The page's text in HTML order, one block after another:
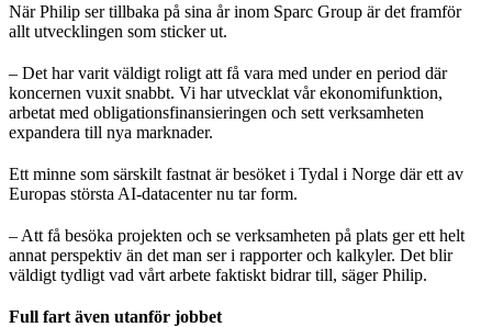
När Philip ser tillbaka på sina år inom Sparc Group är det framför
allt utvecklingen som sticker ut.
– Det har varit väldigt roligt att få vara med under en period där
koncernen vuxit snabbt. Vi har utvecklat vår ekonomifunktion,
arbetat med obligationsfinansieringen och sett verksamheten
expandera till nya marknader.
Ett minne som särskilt fastnat är besöket i Tydal i Norge där ett av
Europas största AI-datacenter nu tar form.
– Att få besöka projekten och se verksamheten på plats ger ett helt
annat perspektiv än det man ser i rapporter och kalkyler. Det blir
väldigt tydligt vad vårt arbete faktiskt bidrar till, säger Philip.
Full fart även utanför jobbet